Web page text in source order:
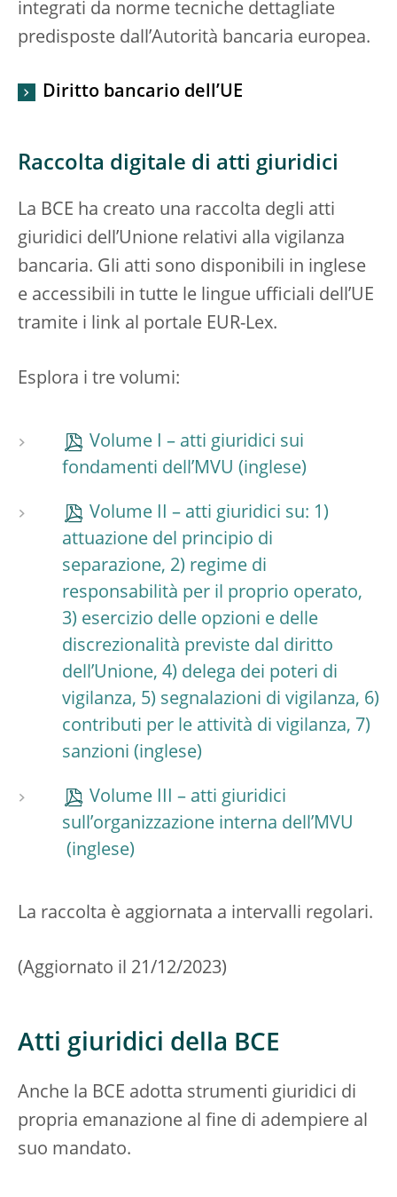
integrati da norme tecniche dettagliate
predisposte dall’Autorità bancaria europea.
Diritto bancario dell’UE
Raccolta digitale di atti giuridici
La BCE ha creato una raccolta degli atti
giuridici dell’Unione relativi alla vigilanza
bancaria. Gli atti sono disponibili in inglese
e accessibili in tutte le lingue ufficiali dell’UE
tramite i link al portale EUR-Lex.
Esplora i tre volumi:
Volume I – atti giuridici sui
fondamenti dell’MVU
Volume II – atti giuridici su: 1)
attuazione del principio di
separazione, 2) regime di
responsabilità per il proprio operato,
3) esercizio delle opzioni e delle
discrezionalità previste dal diritto
dell’Unione, 4) delega dei poteri di
vigilanza, 5) segnalazioni di vigilanza, 6)
contributi per le attività di vigilanza, 7)
sanzioni
Volume III – atti giuridici
sull’organizzazione interna dell’MVU
La raccolta è aggiornata a intervalli regolari.
(Aggiornato il 21/12/2023)
Atti giuridici della BCE
Anche la BCE adotta strumenti giuridici di
propria emanazione al fine di adempiere al
suo mandato.